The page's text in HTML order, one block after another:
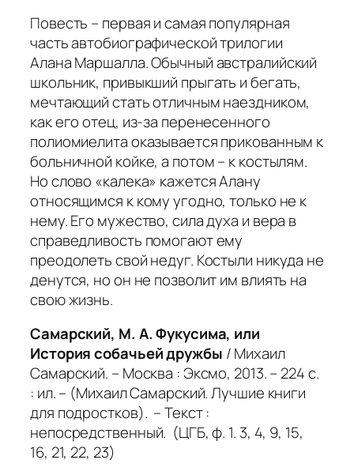
Повесть – первая и самая популярная
часть автобиографической трилогии
Алана Маршалла. Обычный австралийский
школьник, привыкший прыгать и бегать,
мечтающий стать отличным наездником,
как его отец, из-за перенесенного
полиомиелита оказывается прикованным к
больничной койке, а потом – к костылям.
Но слово «калека» кажется Алану
относящимся к кому угодно, только не к
нему. Его мужество, сила духа и вера в
справедливость помогают ему
преодолеть свой недуг. Костыли никуда не
денутся, но он не позволит им влиять на
свою жизнь.
Самарский, М. А. Фукусима, или
История собачьей дружбы / Михаил
Самарский. – Москва : Эксмо, 2013. – 224 с.
: ил. – (Михаил Самарский. Лучшие книги
для подростков). – Текст :
непосредственный. (ЦГБ, ф. 1. 3, 4, 9, 15,
16, 21, 22, 23)